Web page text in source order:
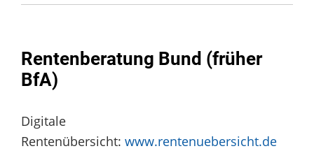
Rentenberatung Bund (früher
BfA)
Digitale
Rentenübersicht: www.rentenuebersicht.de